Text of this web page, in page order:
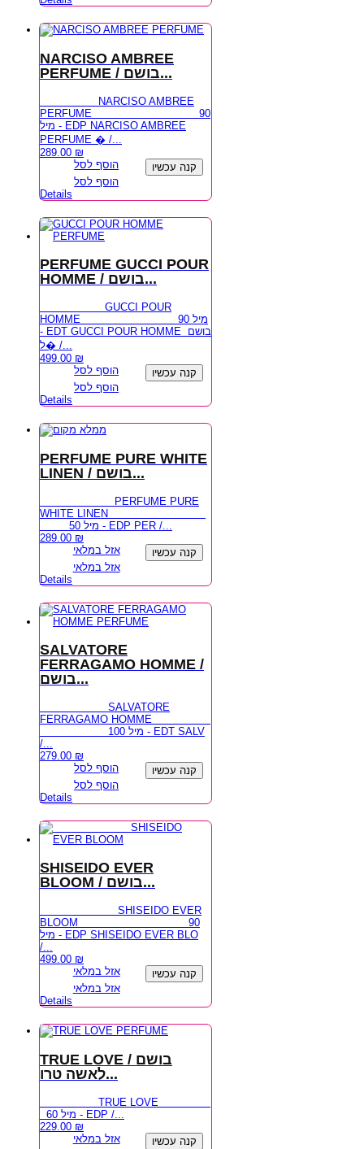
NARCISO AMBREE
PERFUME / בושם...
NARCISO AMBREE
PERFUME 90
מיל - EDP NARCISO AMBREE
PERFUME � /...
289.00 ₪
הוסף לסל
קנה עכשיו
הוסף לסל
Details
PERFUME GUCCI POUR
HOMME / בושם...
GUCCI POUR
HOMME 90 מיל
- EDT GUCCI POUR HOMME בושם
ל� /...
499.00 ₪
הוסף לסל
קנה עכשיו
הוסף לסל
Details
PERFUME PURE WHITE
LINEN / בושם...
PERFUME PURE
WHITE LINEN
50 מיל - EDP PER /...
289.00 ₪
אזל במלאי
קנה עכשיו
אזל במלאי
Details
SALVATORE
FERRAGAMO HOMME /
בושם...
SALVATORE
FERRAGAMO HOMME
100 מיל - EDT SALV
/...
279.00 ₪
הוסף לסל
קנה עכשיו
הוסף לסל
Details
SHISEIDO EVER
BLOOM / בושם...
SHISEIDO EVER
BLOOM 90
מיל - EDP SHISEIDO EVER BLO
/...
499.00 ₪
אזל במלאי
קנה עכשיו
אזל במלאי
Details
TRUE LOVE / בושם
לאשה טרו...
TRUE LOVE
60 מיל - EDP /...
229.00 ₪
אזל במלאי
קנה עכשיו